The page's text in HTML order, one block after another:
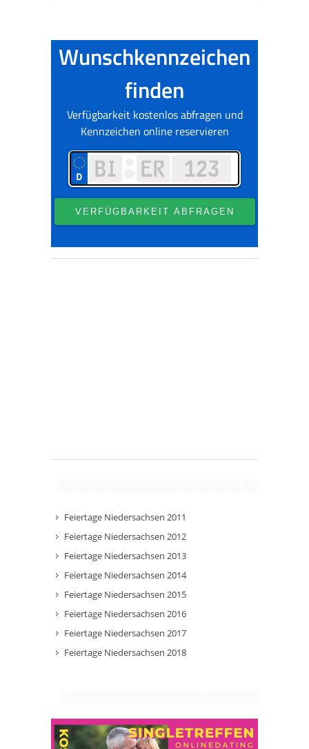
Feiertage Niedersachsen 2011
Feiertage Niedersachsen 2012
Feiertage Niedersachsen 2013
Feiertage Niedersachsen 2014
Feiertage Niedersachsen 2015
Feiertage Niedersachsen 2016
Feiertage Niedersachsen 2017
Feiertage Niedersachsen 2018